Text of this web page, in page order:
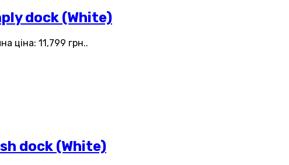
dock (White)
ціна: 11,799 грн..
dock (White)